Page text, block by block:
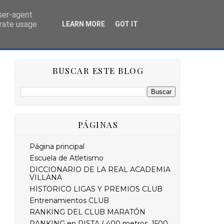
HISTÓRICO RETO STRAVA DEL MES
BUSCAR ESTE BLOG
PÁGINAS
Página principal
Escuela de Atletismo
DICCIONARIO DE LA REAL ACADEMIA
VILLANA
HISTORICO LIGAS Y PREMIOS CLUB
Entrenamientos CLUB
RANKING DEL CLUB MARATÓN
agent
usage
LEARN MORE GOT IT